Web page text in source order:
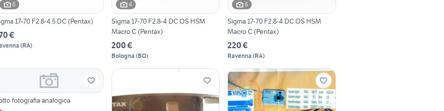
6
17-70 F2.8-4.5 DC (Pentax)
€
(RA)
4
Sigma 17-70 F2.8-4 DC OS HSM
Macro C (Pentax)
200 €
Bologna (BO)
6
Sigma 17-70 F2.8-4 DC OS HSM
Macro C (Pentax)
220 €
Ravenna (RA)
fotografia analogica